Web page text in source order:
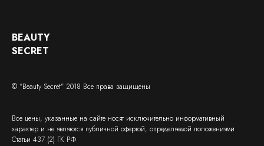
BEAUTY
SECRET
© "Beauty Secret" 2018 Все права защищены
Все цены, указанные на сайте носят исключительно информативный
характер и не являются публичной офертой, определяемой положениями
Статьи 437 (2) ГК РФ